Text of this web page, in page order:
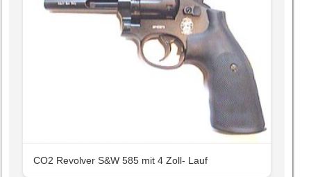
CO2 Revolver S&W 585 mit 4 Zoll- Lauf